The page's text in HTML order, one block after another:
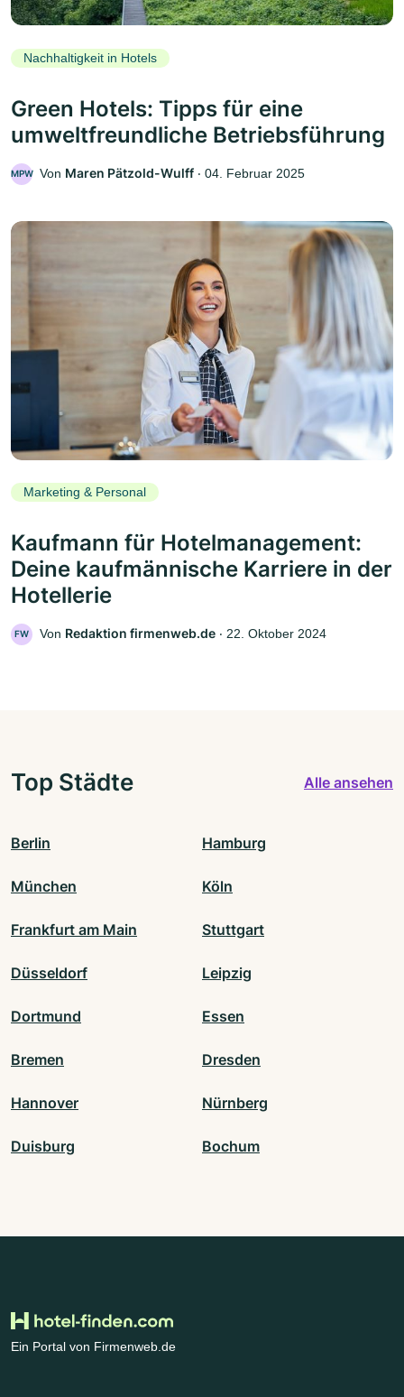
Nachhaltigkeit in Hotels
Green Hotels: Tipps für eine
umweltfreundliche Betriebsführung
MPW Von Maren Pätzold-Wulff ‧ 04. Februar 2025
Marketing & Personal
Kaufmann für Hotelmanagement:
Deine kaufmännische Karriere in der
Hotellerie
FW Von Redaktion firmenweb.de ‧ 22. Oktober 2024
Top Städte Alle ansehen
Berlin Hamburg
München Köln
Frankfurt am Main Stuttgart
Düsseldorf Leipzig
Dortmund Essen
Bremen Dresden
Hannover Nürnberg
Duisburg Bochum
Ein Portal von Firmenweb.de